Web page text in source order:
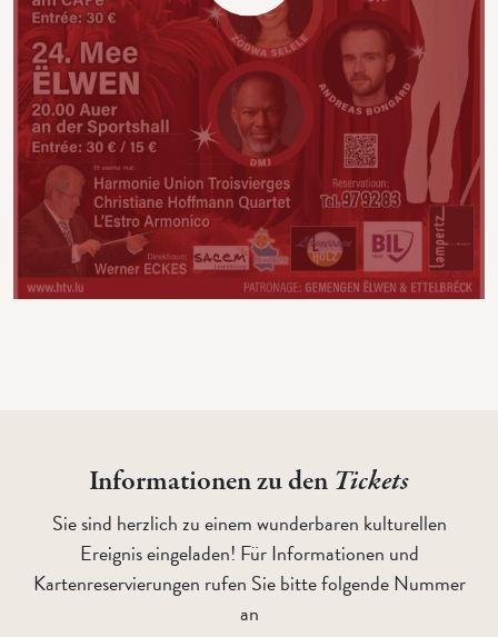
Informationen zu den Tickets
Sie sind herzlich zu einem wunderbaren kulturellen
Ereignis eingeladen! Für Informationen und
Kartenreservierungen rufen Sie bitte folgende Nummer
an